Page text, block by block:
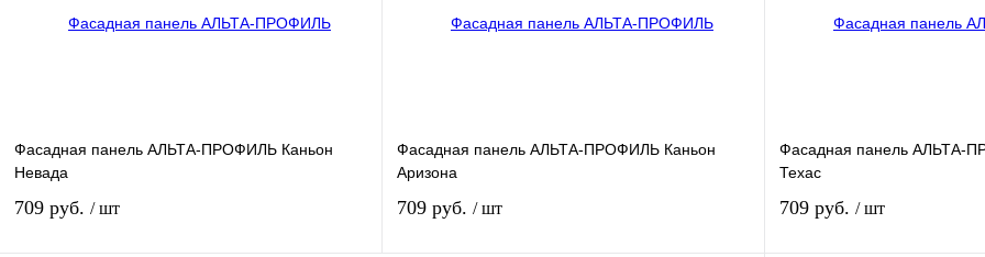
Фасадная панель АЛЬТА-ПРОФИЛЬ Каньон
Невада
709 руб. / шт
Фасадная панель АЛЬТА-ПРОФИЛЬ Каньон
Аризона
709 руб. / шт
Фасадная панель АЛЬТА-
Техас
709 руб. / шт